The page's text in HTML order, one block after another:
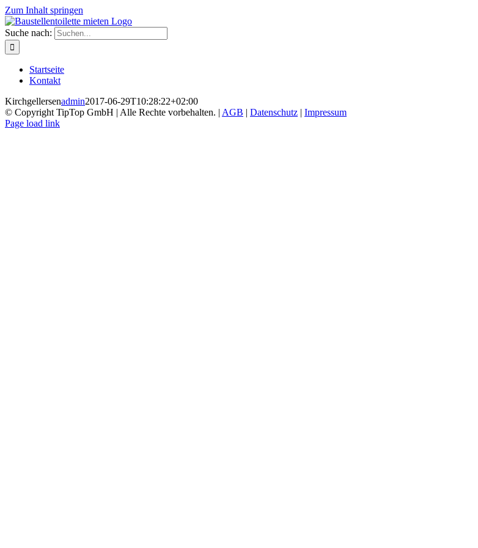
Zum Inhalt springen
Suche nach:
Startseite
Kontakt
Kirchgellersenadmin2017-06-29T10:28:22+02:00
© Copyright TipTop GmbH | Alle Rechte vorbehalten. | AGB | Datenschutz | Impressum
Page load link